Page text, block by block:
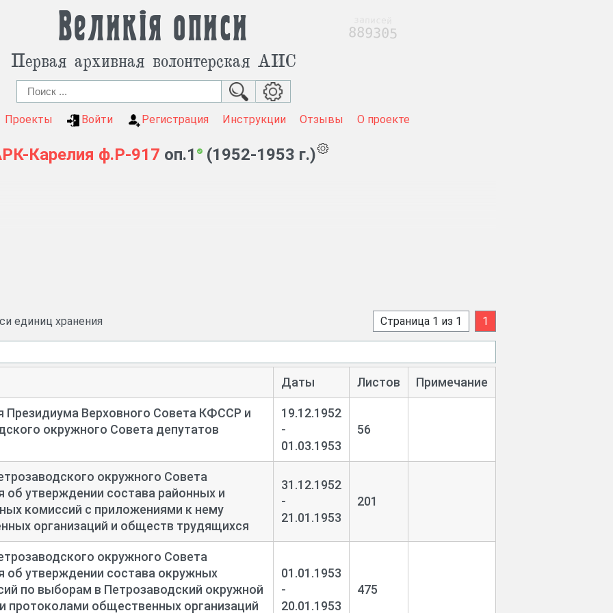
Великія описи
Первая архивная волонтерская АИС
Проекты Войти Регистрация Инструкции Отзывы О проекте
Карелия ф.Р-917 оп.1 (1952-1953 г.)
г. Петрозаводск, г. Сортавала, районы: Ведлозерский, Кондопожский, Куркийокский,
Прионежский, Пряжинский, Пудожский, Сортавальский, Суоярвский, Шелтозерский.
Совета КФССР от 15 августа 1952 г. в связи с образованием округов в КФССР город
подчинения.
1077, л. 285
Карело-Финской ССР от 19 декабря 1952 г. были проведены выборы в Петрозаводский
которые состоялись 1 марта 1953 г.
избран Егоров Александр Васильевич.
Верховного Совета КФССРот 23 апреля 1953 г.в связи с тем, что Петрозаводский
д. 124/1128, л.48
Предисловие
единиц хранения Страница 1 из 1 1
Даты Листов Примечание
Президиума Верховного Совета КФССР и
окружного Совета депутатов
19.12.1952
-
01.03.1953
56
окружного Совета
об утверждении состава районных и
комиссий с приложениями к нему
организаций и обществ трудящихся
31.12.1952
-
21.01.1953
201
окружного Совета
об утверждении состава окружных
по выборам в Петрозаводский окружной
протоколами общественных организаций
01.01.1953
-
20.01.1953
475
889305